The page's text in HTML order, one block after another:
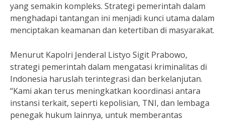
yang semakin kompleks. Strategi pemerintah dalam
menghadapi tantangan ini menjadi kunci utama dalam
menciptakan keamanan dan ketertiban di masyarakat.
Menurut Kapolri Jenderal Listyo Sigit Prabowo,
strategi pemerintah dalam mengatasi kriminalitas di
Indonesia haruslah terintegrasi dan berkelanjutan.
“Kami akan terus meningkatkan koordinasi antara
instansi terkait, seperti kepolisian, TNI, dan lembaga
penegak hukum lainnya, untuk memberantas